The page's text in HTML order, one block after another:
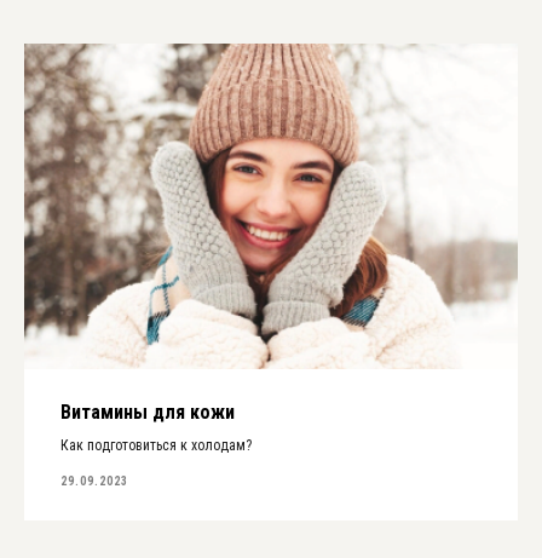
Витамины для кожи
Как подготовиться к холодам?
29.09.2023